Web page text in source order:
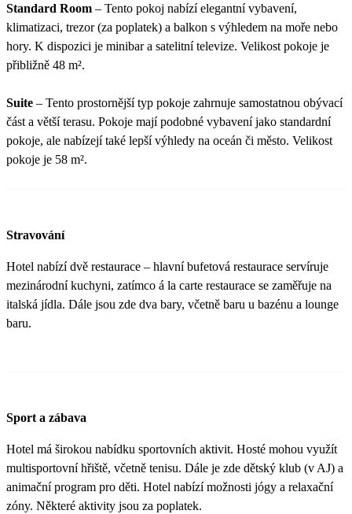
Standard Room – Tento pokoj nabízí elegantní vybavení,
klimatizaci, trezor (za poplatek) a balkon s výhledem na moře nebo
hory. K dispozici je minibar a satelitní televize. Velikost pokoje je
přibližně 48 m².
Suite – Tento prostornější typ pokoje zahrnuje samostatnou obývací
část a větší terasu. Pokoje mají podobné vybavení jako standardní
pokoje, ale nabízejí také lepší výhledy na oceán či město. Velikost
pokoje je 58 m².
Stravování
Hotel nabízí dvě restaurace – hlavní bufetová restaurace servíruje
mezinárodní kuchyni, zatímco á la carte restaurace se zaměřuje na
italská jídla. Dále jsou zde dva bary, včetně baru u bazénu a lounge
baru.
Sport a zábava
Hotel má širokou nabídku sportovních aktivit. Hosté mohou využít
multisportovní hřiště, včetně tenisu. Dále je zde dětský klub (v AJ) a
animační program pro děti. Hotel nabízí možnosti jógy a relaxační
zóny. Některé aktivity jsou za poplatek.